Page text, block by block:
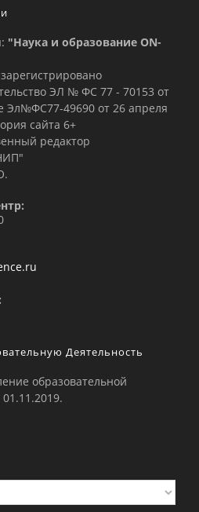
"Наука и образование ON-
ЭЛ № ФС 77 - 70153 от
Эл№ФC77-49690 от 26 апреля
сайта 6+
редактор
Деятельность
образовательной